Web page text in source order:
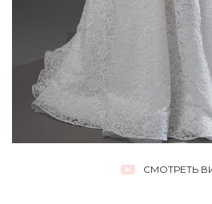
СМОТРЕТЬ